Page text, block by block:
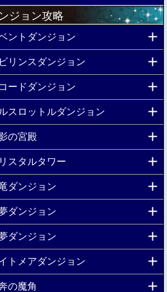
ジョン攻略
ントダンジョン
リンスダンジョン
ードダンジョン
スロットルダンジョン
の宮殿
スタルタワー
ダンジョン
ダンジョン
ダンジョン
トメアダンジョン
の魔角